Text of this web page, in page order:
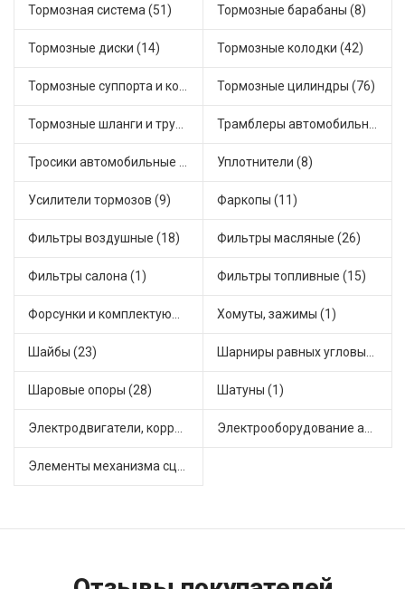
Тормозная система (51) Тормозные барабаны (8)
Тормозные диски (14) Тормозные колодки (42)
Тормозные суппорта и комплектующие (3) Тормозные цилиндры (76)
Тормозные шланги и трубки (12) Трамблеры автомобильные (58)
Тросики автомобильные (45) Уплотнители (8)
Усилители тормозов (9) Фаркопы (11)
Фильтры воздушные (18) Фильтры масляные (26)
Фильтры салона (1) Фильтры топливные (15)
Форсунки и комплектующие (1) Хомуты, зажимы (1)
Шайбы (23) Шарниры равных угловых скоростей, приводные валы (23)
Шаровые опоры (28) Шатуны (1)
Электродвигатели, корректоры и приводы автомобильн (50) Электрооборудование автомобилей (31)
Элементы механизма сцепления (113)